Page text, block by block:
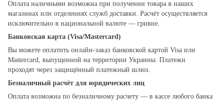
Оплата наличными возможна при получении товара в наших
магазинах или отделениях служб доставки. Расчёт осуществляется
исключительно в национальной валюте — гривне.
Банковская карта (Visa/Mastercard)
Вы можете оплатить онлайн-заказ банковской картой Visa или
Mastercard, выпущенной на территории Украины. Платежи
проходят через защищённый платежный шлюз.
Безналичный расчёт для юридических лиц
Оплата возможна по безналичному расчету — в кассе любого банка